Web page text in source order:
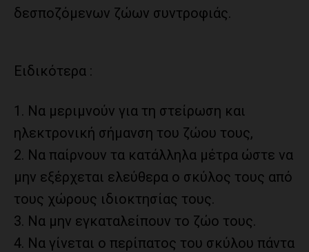
δεσποζόμενων ζώων συντροφιάς.
Ειδικότερα :
1. Να μεριμνούν για τη στείρωση και
ηλεκτρονική σήμανση του ζώου τους,
2. Να παίρνουν τα κατάλληλα μέτρα ώστε να
μην εξέρχεται ελεύθερα ο σκύλος τους από
τους χώρους ιδιοκτησίας τους.
3. Να μην εγκαταλείπουν το ζώο τους.
4. Να γίνεται ο περίπατος του σκύλου πάντα